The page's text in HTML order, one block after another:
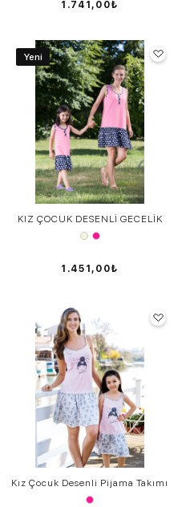
1.741,00₺
Yeni
KIZ ÇOCUK DESENLİ GECELİK
1.451,00₺
Kız Çocuk Desenli Pijama Takımı